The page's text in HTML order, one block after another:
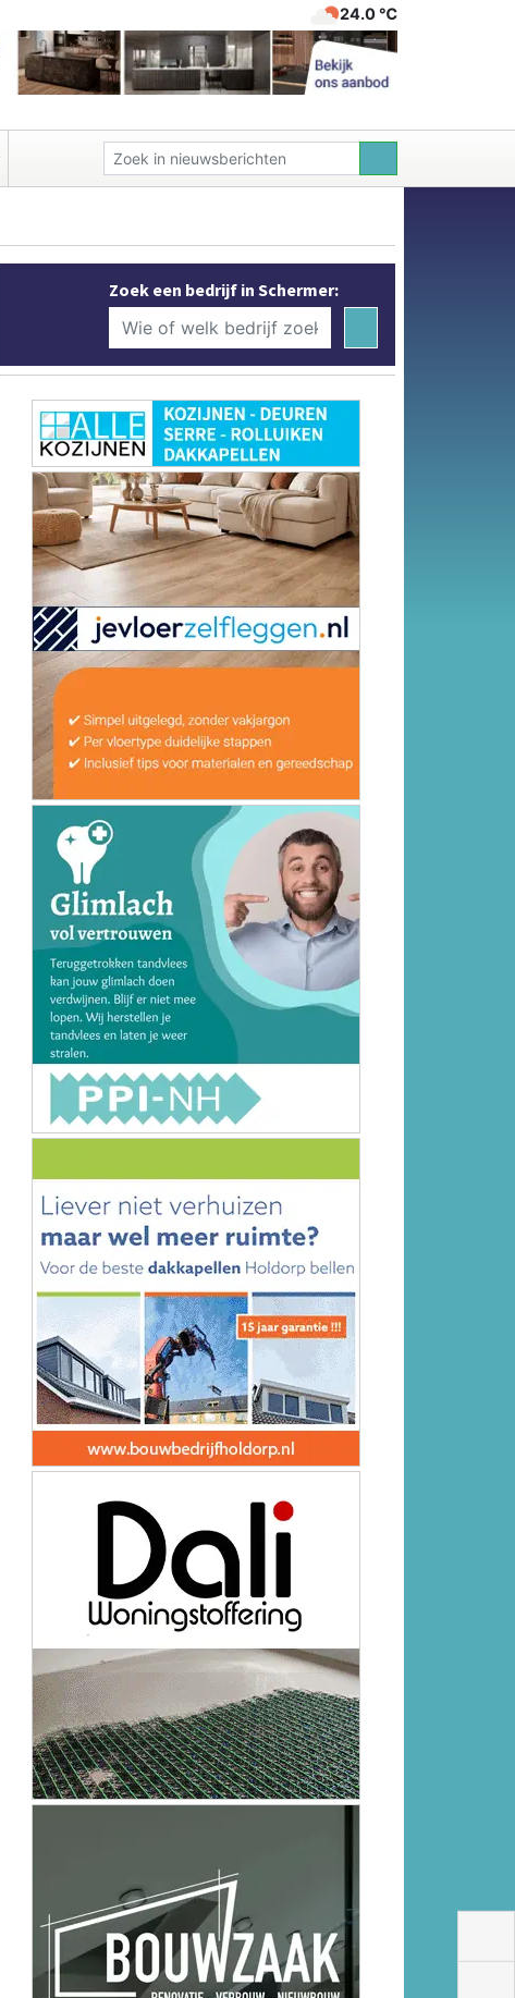
24.0 ℃
Zoek een bedrijf in Schermer: